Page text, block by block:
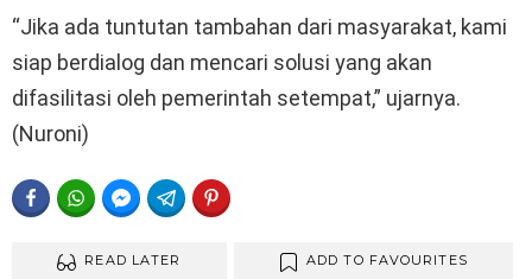
“Jika ada tuntutan tambahan dari masyarakat, kami
siap berdialog dan mencari solusi yang akan
difasilitasi oleh pemerintah setempat,” ujarnya.
(Nuroni)
FACEBOOKWHATSAPPFACEBOOK MESSENGER
TELEGRAM
READ LATER ADD TO FAVOURITES